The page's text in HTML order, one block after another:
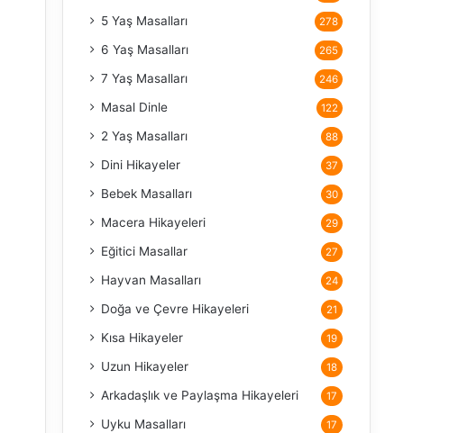
5 Yaş Masalları 278
6 Yaş Masalları 265
7 Yaş Masalları 246
Masal Dinle 122
2 Yaş Masalları 88
Dini Hikayeler 37
Bebek Masalları 30
Macera Hikayeleri 29
Eğitici Masallar 27
Hayvan Masalları 24
Doğa ve Çevre Hikayeleri 21
Kısa Hikayeler 19
Uzun Hikayeler 18
Arkadaşlık ve Paylaşma Hikayeleri 17
Uyku Masalları 17